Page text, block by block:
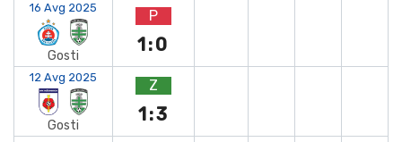
16 Avg 2025
Gosti
P
1:0
12 Avg 2025
Gosti
Z
1:3